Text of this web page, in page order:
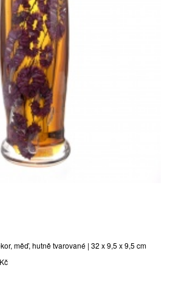
měď, hutně tvarované | 32 x 9,5 x 9,5 cm